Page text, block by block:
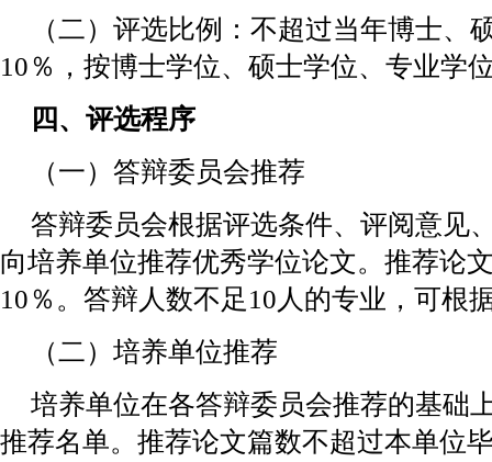
（二）评选比例：不超过当年博士、
10％，按博士学位、硕士学位、专业学
四、评选程序
（一）答辩委员会推荐
答辩委员会根据评选条件、评阅意见
向培养单位推荐优秀学位论文。推荐论
10％。答辩人数不足10人的专业，可根
（二）培养单位推荐
培养单位在各答辩委员会推荐的基础
推荐名单。推荐论文篇数不超过本单位